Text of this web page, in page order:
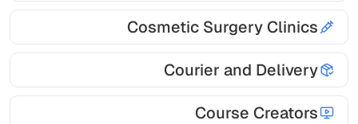
Cosmetic Surgery Clinics
Courier and Delivery
Course Creators